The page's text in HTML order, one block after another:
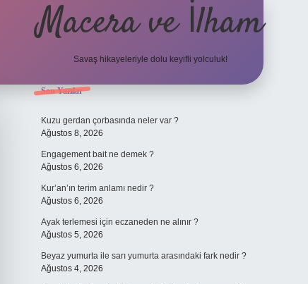
Macera ve İlham
Savaş hikayeleriyle dolu keyifli yolculuk!
Sidebar
Son Yazılar
Kuzu gerdan çorbasında neler var ?
Ağustos 8, 2026
Engagement bait ne demek ?
Ağustos 6, 2026
Kur’an’ın terim anlamı nedir ?
Ağustos 6, 2026
Ayak terlemesi için eczaneden ne alınır ?
Ağustos 5, 2026
Beyaz yumurta ile sarı yumurta arasındaki fark nedir ?
Ağustos 4, 2026